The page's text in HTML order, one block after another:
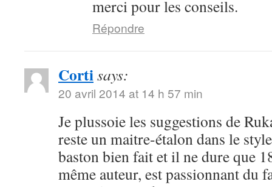
merci pour les conseils.
Répondre
Cortisays:
20 avril 2014 at 14 h 57 min
Je plussoie les suggestions de
reste un maitre-étalon dans le
baston bien fait et il ne dure que
même auteur, est passionnant du